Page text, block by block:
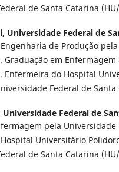
de Santa Catarina (HU/
Universidade Federal de
de Produção
Graduação em
Enfermeira do Hospital
Federal de Santa
Universidade Federal de
pela Universidade
Universitário
de Santa Catarina (HU/